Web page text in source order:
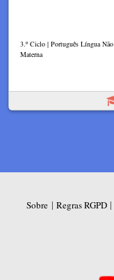
3.º Ciclo | Português Língua Não
Materna
Sobre | Regras RGPD|